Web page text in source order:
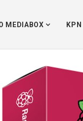
MEDIABOX KPN